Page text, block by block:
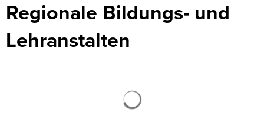
Regionale
Bildungs-
und
Regionale Bildungs- und
Lehranstalten